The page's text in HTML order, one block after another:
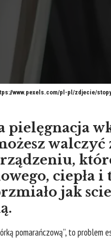
www.pexels.com/pl-pl/zdjecie/
pielęgnacja
ciepła
jak
pomarańczową”, to